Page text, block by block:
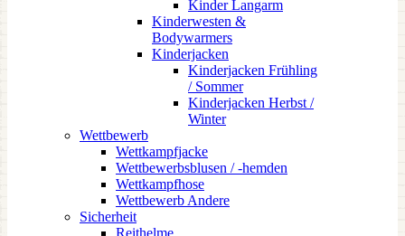
Kinder Langarm
Kinderwesten &
Bodywarmers
Kinderjacken
Kinderjacken Frühling
/ Sommer
Kinderjacken Herbst /
Winter
Wettbewerb
Wettkampfjacke
Wettbewerbsblusen / -hemden
Wettkampfhose
Wettbewerb Andere
Sicherheit